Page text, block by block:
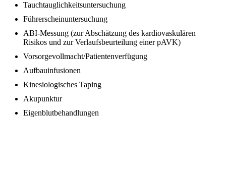
Tauchtauglichkeitsuntersuchung
Führerscheinuntersuchung
ABI-Messung (zur Abschätzung des kardiovaskulären
Risikos und zur Verlaufsbeurteilung einer pAVK)
Vorsorgevollmacht/Patientenverfügung
Aufbauinfusionen
Kinesiologisches Taping
Akupunktur
Eigenblutbehandlungen